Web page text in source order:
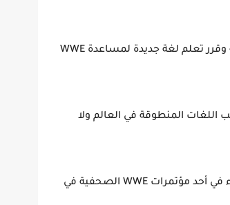
قبل سنوات أكد سينا أنه يريد إضافة موهبة جديدة إلى مجموعة مواهبه وقرر تعلم لغة جديدة لمساعدة WWE
اللغات المنطوقة في العالم ولا
وفاجأ سينا الجميع عندما تحدث لغة الماندرين بشكل خالي من الأخطاء في أحد مؤتمرات WWE الصحفية في